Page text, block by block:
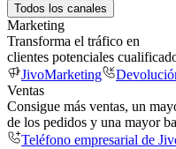
Todos los canales
Marketing
Transforma el tráfico en
clientes potenciales
JivoMarketing
Ventas
Consigue más ventas, un
de los pedidos y una mayor
Teléfono empresarial de